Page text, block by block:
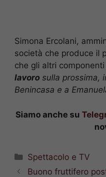
Simona Ercolani,
società che produce il
che gli altri
lavoro sulla prossima,
Benincasa e a
Siamo anche su
Categorie
Spettacolo e TV
Buono fruttifero